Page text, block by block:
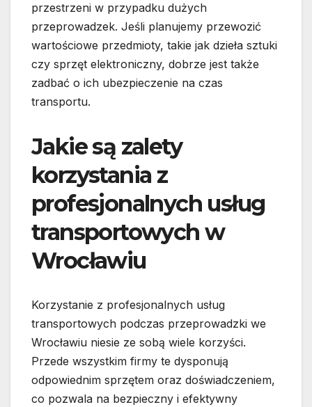
przestrzeni w przypadku dużych
przeprowadzek. Jeśli planujemy przewozić
wartościowe przedmioty, takie jak dzieła sztuki
czy sprzęt elektroniczny, dobrze jest także
zadbać o ich ubezpieczenie na czas
transportu.
Jakie są zalety
korzystania z
profesjonalnych usług
transportowych w
Wrocławiu
Korzystanie z profesjonalnych usług
transportowych podczas przeprowadzki we
Wrocławiu niesie ze sobą wiele korzyści.
Przede wszystkim firmy te dysponują
odpowiednim sprzętem oraz doświadczeniem,
co pozwala na bezpieczny i efektywny